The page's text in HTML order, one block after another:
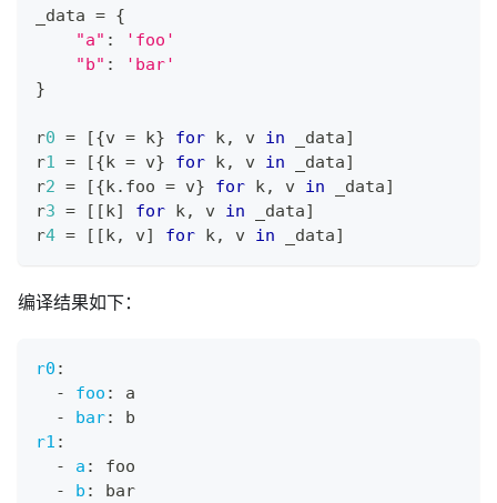
_data = {
"a" :
'foo'
"b" :
'bar'
}
r0 = [{v = k} for k, v in _data]
r1 = [{ k = v} for k, v in _data]
r2 = [{ k. foo = v} for k, v in _data]
r3 = [ [ k] for k, v in _data]
r4 = [ [ k, v] for k, v in _data]
编译结果如下：
r0 :
-
foo :
a
-
bar:
b
r1 :
-
a :
foo
-
b :
bar